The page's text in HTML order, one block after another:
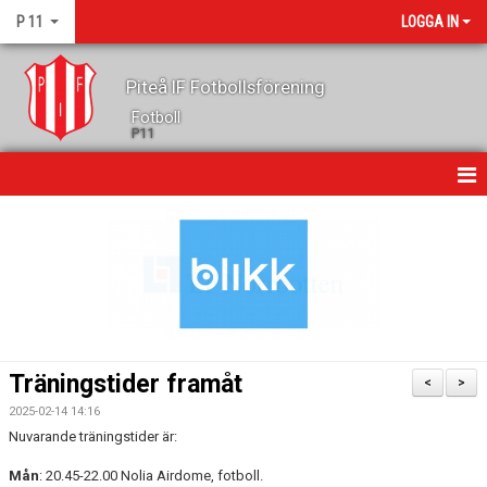
P 11 LOGGA IN
Piteå IF Fotbollsförening
Fotboll
P11
TRUPPEN
>
<
Träningstider framåt
2025-02-14 14:16
Nuvarande träningstider är:
Mån: 20.45-22.00 Nolia Airdome, fotboll.